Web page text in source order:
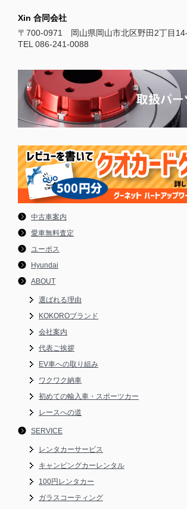
Xin 合同会社
〒700-0971 岡山県岡山市北区野田2丁目
TEL 086-241-0088
中古車案内
愛車無料査定
ユーポス
Hyundai
ABOUT
選ばれる理由
KOKOROブランド
会社案内
代表ご挨拶
EV車への取り組み
ワクワク納車
初めての輸入車・スポーツカー
レースへの道
SERVICE
レンタカーサービス
キャンピングカーレンタル
100円レンタカー
ガラスコーティング